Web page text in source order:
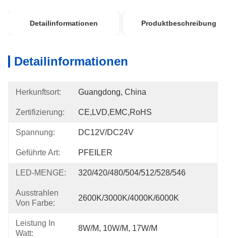
Detailinformationen Produktbeschreibung
Detailinformationen
Herkunftsort: Guangdong, China
Zertifizierung: CE,LVD,EMC,RoHS
Spannung: DC12V/DC24V
Geführte Art: PFEILER
LED-MENGE: 320/420/480/504/512/528/546
Ausstrahlen
Von Farbe:
2600K/3000K/4000K/6000K
Leistung In
Watt:
8W/m, 10W/m, 17W/m